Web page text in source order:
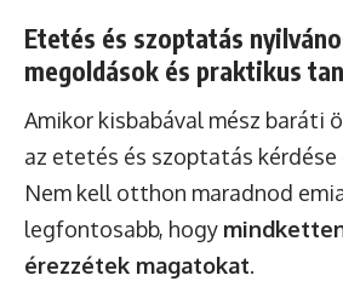
Etetés és szoptatás
megoldások és praktikus
Amikor kisbabával mész baráti
az etetés és szoptatás kérdése
Nem kell otthon maradnod
legfontosabb, hogy
érezzétek magatokat.